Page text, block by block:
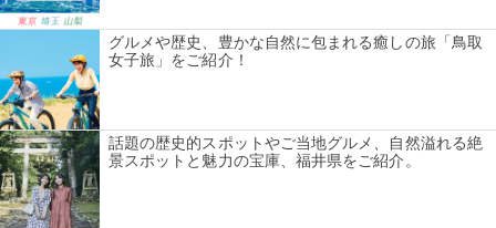
グルメや歴史、豊かな自然に包まれる癒しの旅「鳥取
女子旅」をご紹介！
話題の歴史的スポットやご当地グルメ、自然溢れる絶
景スポットと魅力の宝庫、福井県をご紹介。